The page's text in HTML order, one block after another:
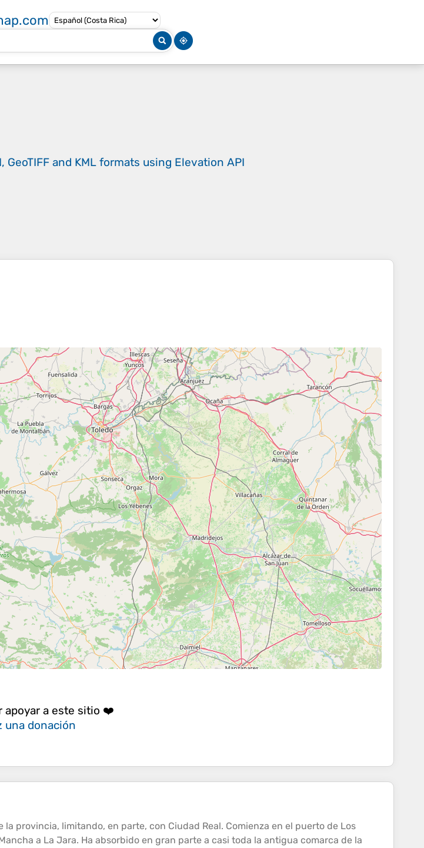
and KML formats using Elevation API
apoyar a este sitio ❤️
una donación
provincia, limitando, en parte, con Ciudad Real. Comienza en el puerto de Los
a La Jara. Ha absorbido en gran parte a casi toda la antigua comarca de la